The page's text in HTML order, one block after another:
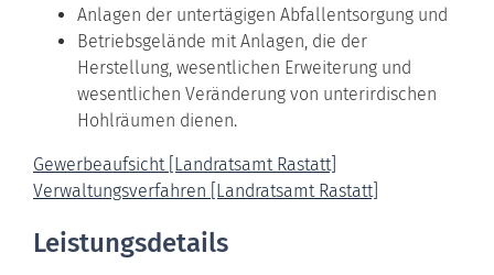
Anlagen der untertägigen Abfallentsorgung und
Betriebsgelände mit Anlagen, die der
Herstellung, wesentlichen Erweiterung und
wesentlichen Veränderung von unterirdischen
Hohlräumen dienen.
Gewerbeaufsicht [Landratsamt Rastatt]
Verwaltungsverfahren [Landratsamt Rastatt]
Leistungsdetails